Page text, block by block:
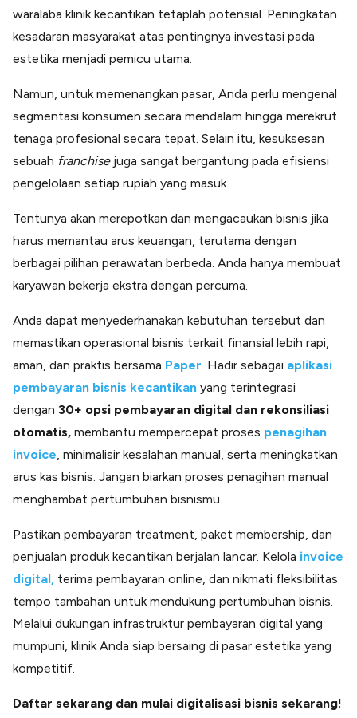
waralaba klinik kecantikan tetaplah potensial. Peningkatan
kesadaran masyarakat atas pentingnya investasi pada
estetika menjadi pemicu utama.
Namun, untuk memenangkan pasar, Anda perlu mengenal
segmentasi konsumen secara mendalam hingga merekrut
tenaga profesional secara tepat. Selain itu, kesuksesan
sebuah franchisejuga sangat bergantung pada efisiensi
pengelolaan setiap rupiah yang masuk.
Tentunya akan merepotkan dan mengacaukan bisnis jika
harus memantau arus keuangan, terutama dengan
berbagai pilihan perawatan berbeda. Anda hanya membuat
karyawan bekerja ekstra dengan percuma.
Anda dapat menyederhanakan kebutuhan tersebut dan
memastikan operasional bisnis terkait finansial lebih rapi,
aman, dan praktis bersama Paper. Hadir sebagai aplikasi
pembayaran bisnis kecantikan yang terintegrasi
dengan 30+ opsi pembayaran digital dan rekonsiliasi
otomatis, membantu mempercepat proses penagihan
invoice, minimalisir kesalahan manual, serta meningkatkan
arus kas bisnis. Jangan biarkan proses penagihan manual
menghambat pertumbuhan bisnismu.
Pastikan pembayaran treatment, paket membership, dan
penjualan produk kecantikan berjalan lancar. Kelola invoice
digital, terima pembayaran online, dan nikmati fleksibilitas
tempo tambahan untuk mendukung pertumbuhan bisnis.
Melalui dukungan infrastruktur pembayaran digital yang
mumpuni, klinik Anda siap bersaing di pasar estetika yang
kompetitif.
Daftar sekarang dan mulai digitalisasi bisnis sekarang!